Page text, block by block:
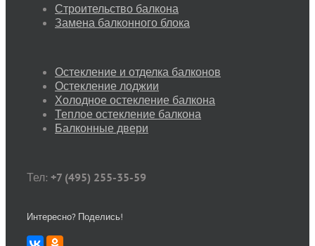
Строительство балкона
Замена балконного блока
Остекление и отделка балконов
Остекление лоджии
Холодное остекление балкона
Теплое остекление балкона
Балконные двери
Тел: +7 (495) 255-35-59
Интересно? Поделись!